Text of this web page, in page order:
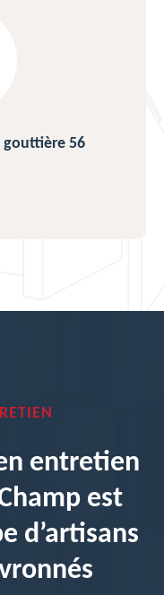
gouttière 56
entretien
est
d’artisans